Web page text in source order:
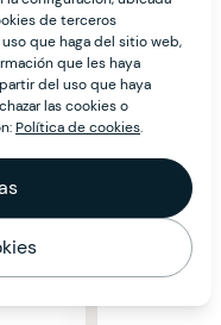
de terceros
que haga del sitio web,
que les haya
del uso que haya
las cookies o
Política de cookies.